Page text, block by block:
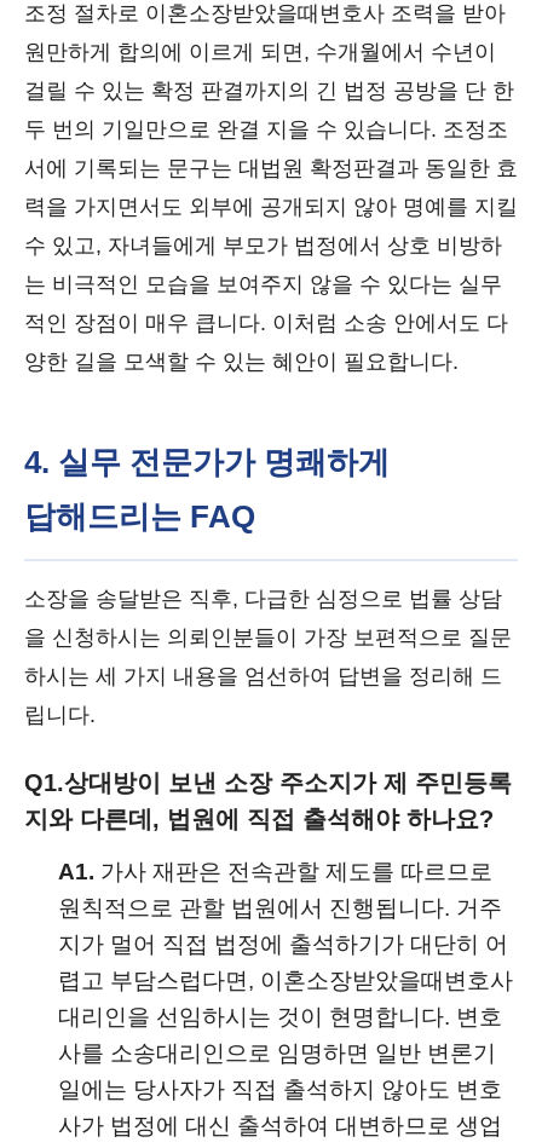
조정 절차로 이혼소장받았을때변호사 조력을 받아
원만하게 합의에 이르게 되면, 수개월에서 수년이
걸릴 수 있는 확정 판결까지의 긴 법정 공방을 단 한
두 번의 기일만으로 완결 지을 수 있습니다. 조정조
서에 기록되는 문구는 대법원 확정판결과 동일한 효
력을 가지면서도 외부에 공개되지 않아 명예를 지킬
수 있고, 자녀들에게 부모가 법정에서 상호 비방하
는 비극적인 모습을 보여주지 않을 수 있다는 실무
적인 장점이 매우 큽니다. 이처럼 소송 안에서도 다
양한 길을 모색할 수 있는 혜안이 필요합니다.
4. 실무 전문가가 명쾌하게
답해드리는 FAQ
소장을 송달받은 직후, 다급한 심정으로 법률 상담
을 신청하시는 의뢰인분들이 가장 보편적으로 질문
하시는 세 가지 내용을 엄선하여 답변을 정리해 드
립니다.
Q1.상대방이 보낸 소장 주소지가 제 주민등록
지와 다른데, 법원에 직접 출석해야 하나요?
A1. 가사 재판은 전속관할 제도를 따르므로
원칙적으로 관할 법원에서 진행됩니다. 거주
지가 멀어 직접 법정에 출석하기가 대단히 어
렵고 부담스럽다면, 이혼소장받았을때변호사
대리인을 선임하시는 것이 현명합니다. 변호
사를 소송대리인으로 임명하면 일반 변론기
일에는 당사자가 직접 출석하지 않아도 변호
사가 법정에 대신 출석하여 대변하므로 생업